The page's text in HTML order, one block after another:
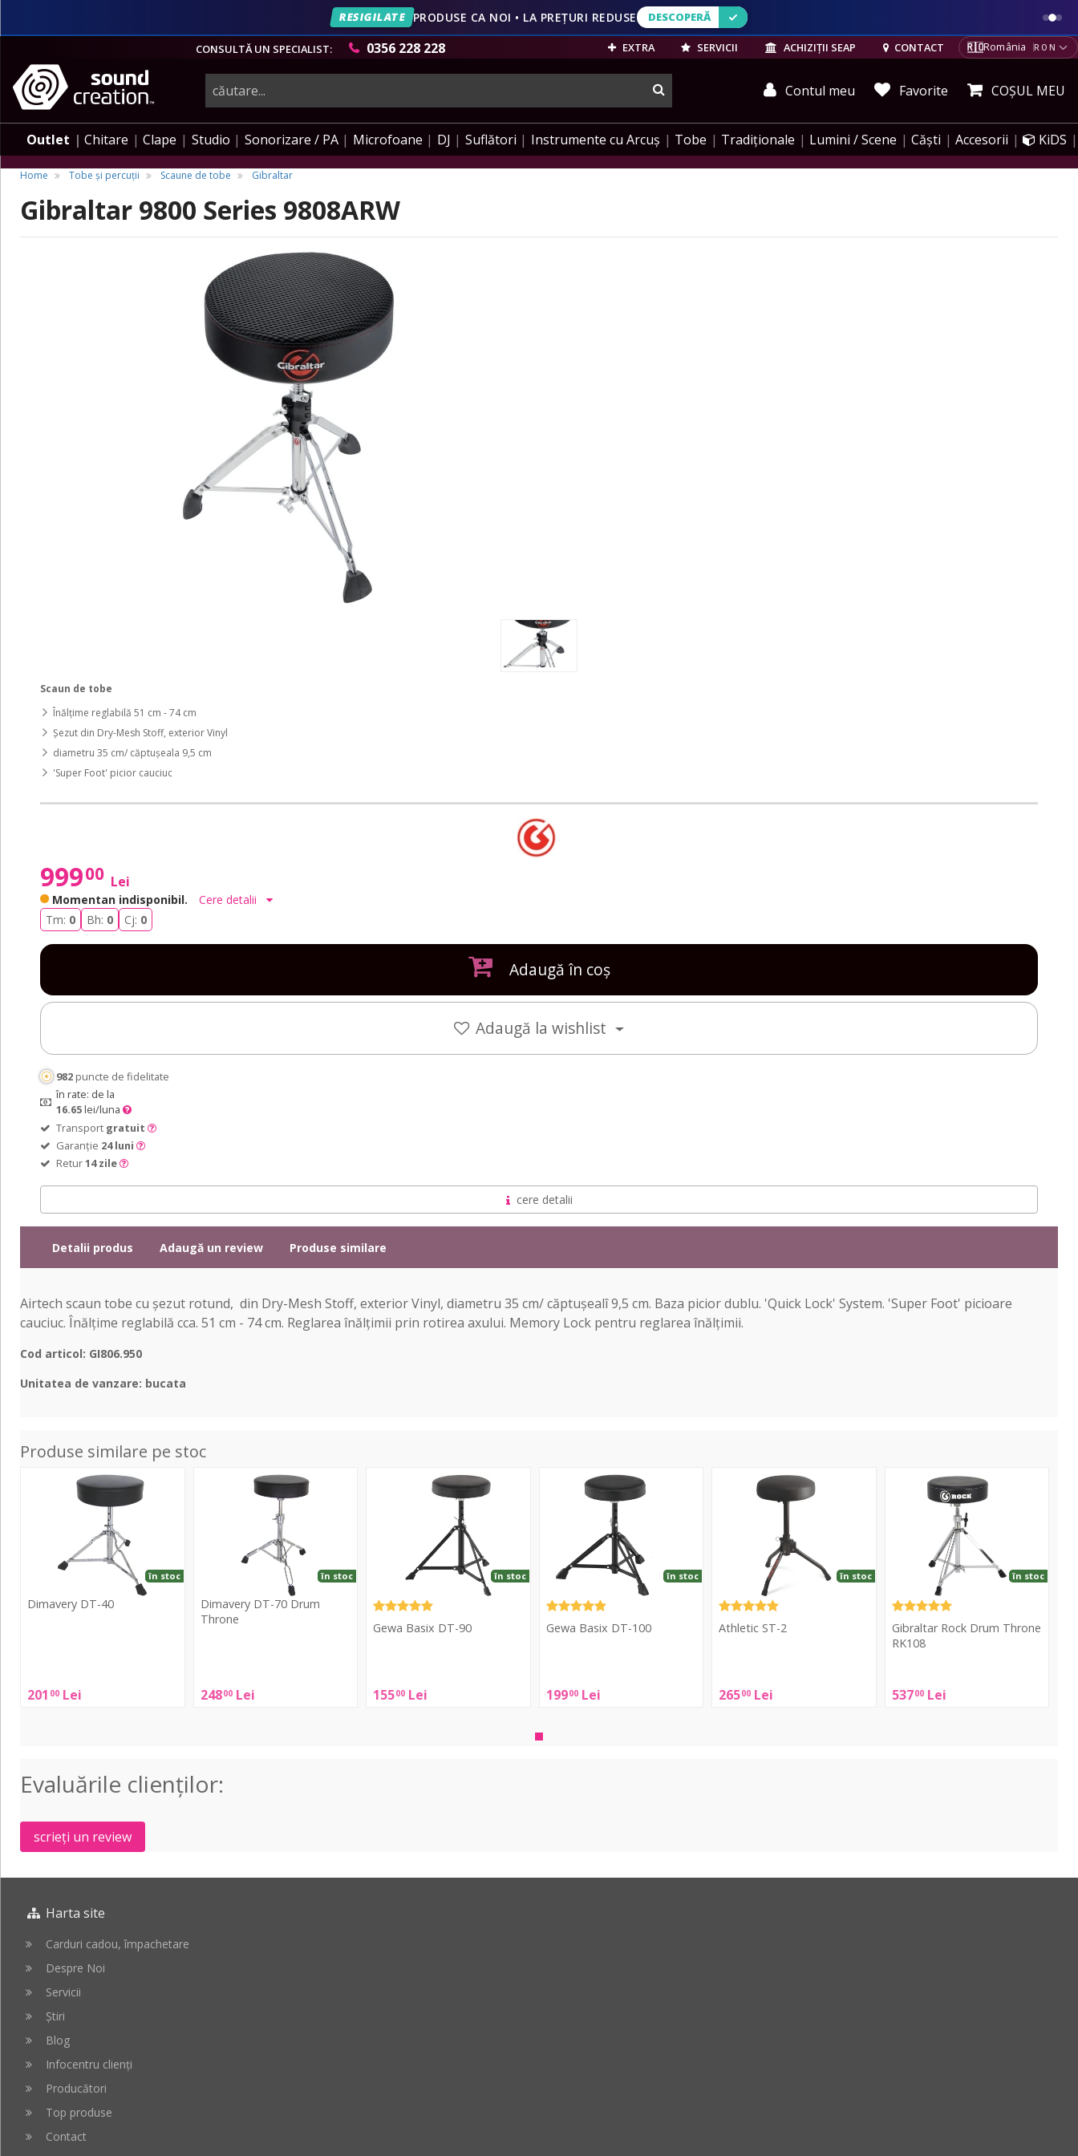
VEZI OFERTELE
RESIGILATE PRODUSE CA NOI • LA PREȚURI REDUSE DESCOPERĂ
DESCOPERĂ
CONSULTĂ UN SPECIALIST:
0356 228 228 EXTRA SERVICII ACHIZIȚII SEAP CONTACT 🇷🇴România RON
instrumente
muzicale,
echipamente
pro-
Contul meu Favorite COȘUL MEU
Outlet Chitare Clape Studio Sonorizare / PA Microfoane DJ Suflători Instrumente cu Arcuș Tobe Tradiționale Lumini / Scene Căști Accesorii KiDS
Home Tobe și percuții Scaune de tobe Gibraltar
Gibraltar 9800 Series 9808ARW
Scaun de tobe
Înălțime reglabilă 51 cm - 74 cm
Șezut din Dry-Mesh Stoff, exterior Vinyl
diametru 35 cm/ căptușeala 9,5 cm
'Super Foot' picior cauciuc
99900 Lei
Momentan indisponibil.
Cere detalii
Tm: 0 Bh: 0 Cj: 0
Adaugă în coș
Adaugă la wishlist
982 puncte de fidelitate
în rate: de la
16.65lei/luna
Transport gratuit
Garanție 24 luni
Retur14 zile
cere detalii
Detalii produs Adaugă un review Produse similare
Airtech scaun tobe cu șezut rotund, din Dry-Mesh Stoff, exterior Vinyl, diametru 35 cm/ căptușealî 9,5 cm. Baza picior dublu. 'Quick Lock' System. 'Super Foot' picioare
cauciuc. Înălțime reglabilă cca. 51 cm - 74 cm. Reglarea înălțimii prin rotirea axului. Memory Lock pentru reglarea înălțimii.
Cod articol: GI806.950
Unitatea de vanzare: bucata
Produse similare pe stoc
Dimavery DT-40
201 00 Lei
în stoc
Dimavery DT-70 Drum
Throne
24800 Lei
în stoc
70
Gewa Basix DT-90
15500 Lei
în stoc
DT-
Gewa Basix DT-100
19900 Lei
în stoc
DT-
Athletic ST-2
26500 Lei
în stoc
Gibraltar Rock Drum Throne
RK108
53700 Lei
în stoc
Rock
Evaluările clienţilor:
scrieți un review
Harta site
Carduri cadou, împachetare
Despre Noi
Servicii
Știri
Blog
Infocentru clienți
Producători
Top produse
Contact